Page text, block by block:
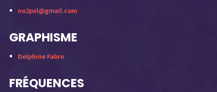
no2pxl@gmail.com
GRAPHISME
Delphine Fabro
FRÉQUENCES